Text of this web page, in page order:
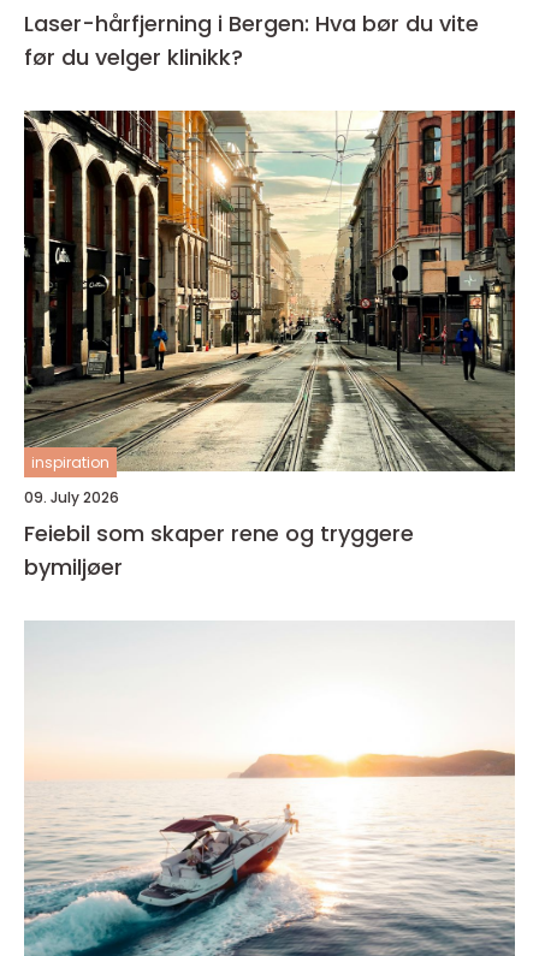
Laser-hårfjerning i Bergen: Hva bør du vite
før du velger klinikk?
inspiration
09. July 2026
Feiebil som skaper rene og tryggere
bymiljøer